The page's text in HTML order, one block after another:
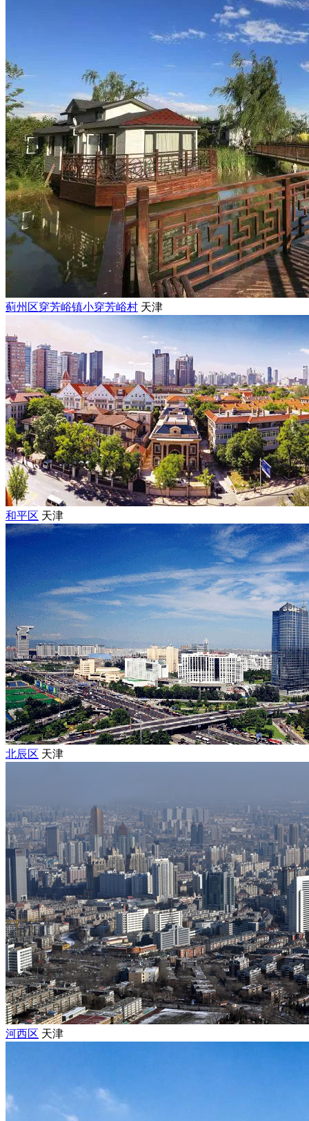
蓟州区穿芳峪镇小穿芳峪村 天津
和平区 天津
北辰区 天津
河西区 天津